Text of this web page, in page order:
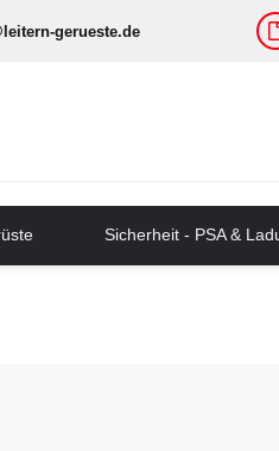
gerueste.de
Sicherheit - PSA &